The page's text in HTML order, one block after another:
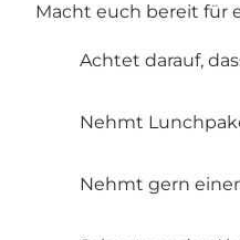
Macht euch bereit für
Achtet darauf,
Nehmt
Nehmt gern